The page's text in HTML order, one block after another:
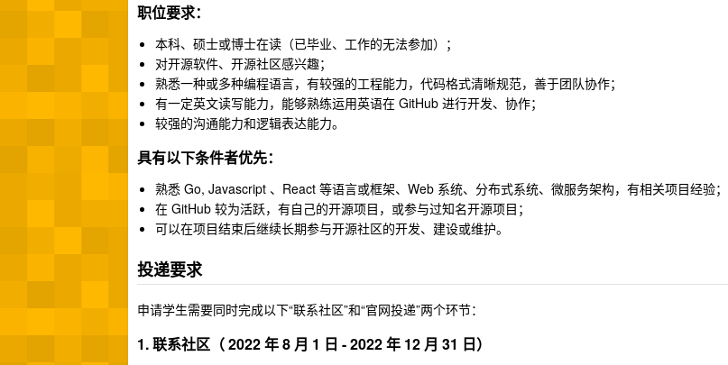
职位要求：
本科、硕士或博士在读（已毕业、工作的无法参加）；
对开源软件、开源社区感兴趣；
熟悉一种或多种编程语言，有较强的工程能力，代码格式清晰规范，善于团队协作；
有一定英文读写能力，能够熟练运用英语在 GitHub 进行开发、协作；
较强的沟通能力和逻辑表达能力。
具有以下条件者优先：
熟悉 Go, Javascript 、React 等语言或框架、Web 系统、分布式系统、微服务架构，有相关项目经验；
在 GitHub 较为活跃，有自己的开源项目，或参与过知名开源项目；
可以在项目结束后继续长期参与开源社区的开发、建设或维护。
投递要求
申请学生需要同时完成以下“联系社区”和“官网投递”两个环节：
1. 联系社区（ 2022 年 8 月 1 日 - 2022 年 12 月 31 日）